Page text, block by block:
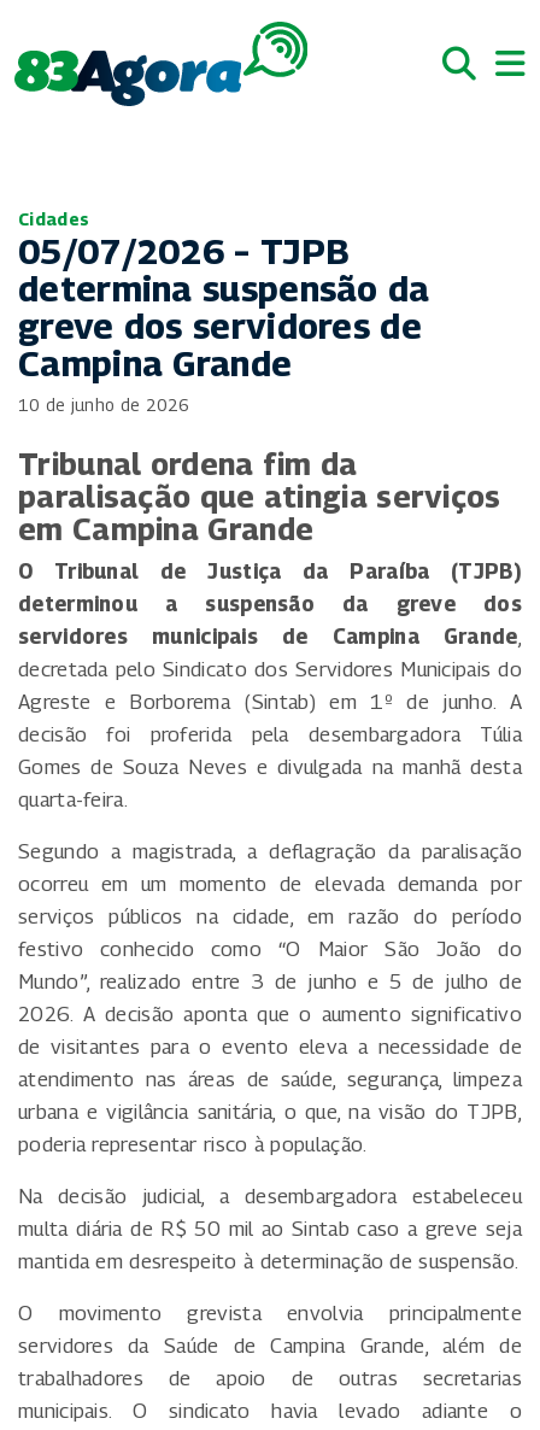
Cidades
05/07/2026 – TJPB
determina suspensão da
greve dos servidores de
Campina Grande
10 de junho de 2026
Tribunal ordena fim da
paralisação que atingia serviços
em Campina Grande
O Tribunal de Justiça da Paraíba (TJPB)
determinou a suspensão da greve dos
servidores municipais de Campina Grande,
decretada pelo Sindicato dos Servidores Municipais do
Agreste e Borborema (Sintab) em 1º de junho. A
decisão foi proferida pela desembargadora Túlia
Gomes de Souza Neves e divulgada na manhã desta
quarta-feira.
Segundo a magistrada, a deflagração da paralisação
ocorreu em um momento de elevada demanda por
serviços públicos na cidade, em razão do período
festivo conhecido como “O Maior São João do
Mundo”, realizado entre 3 de junho e 5 de julho de
2026. A decisão aponta que o aumento significativo
de visitantes para o evento eleva a necessidade de
atendimento nas áreas de saúde, segurança, limpeza
urbana e vigilância sanitária, o que, na visão do TJPB,
poderia representar risco à população.
Na decisão judicial, a desembargadora estabeleceu
multa diária de R$ 50 mil ao Sintab caso a greve seja
mantida em desrespeito à determinação de suspensão.
O movimento grevista envolvia principalmente
servidores da Saúde de Campina Grande, além de
trabalhadores de apoio de outras secretarias
municipais. O sindicato havia levado adiante o